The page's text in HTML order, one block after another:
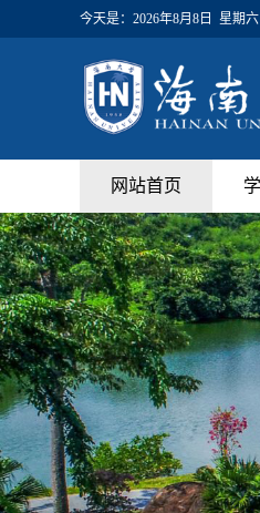
今天是： 2026年8月8日 星期六
网站首页